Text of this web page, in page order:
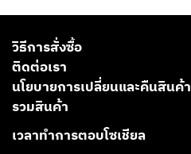
วิธีการสั่งซื้อ
ติดต่อเรา
นโยบายการเปลี่ยนและคืนสินค้า
รวมสินค้า
เวลาทำการตอบโซเชียล